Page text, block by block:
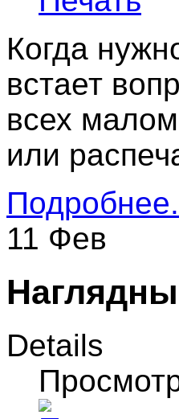
Когда
встает
всех
или
11 Фев
Details